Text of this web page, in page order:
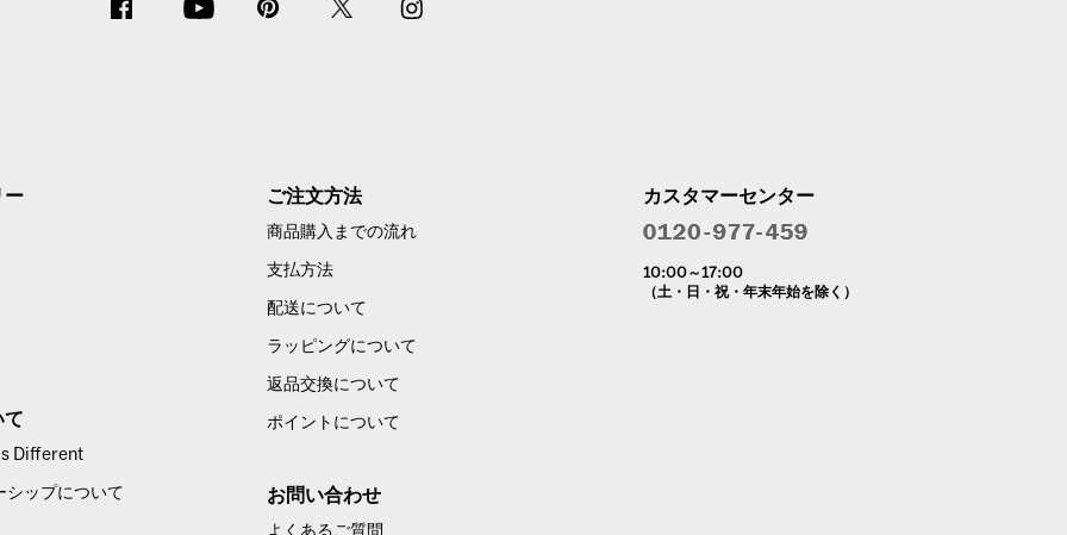
ー
て
Different
シップについて
ご注文方法
商品購入までの流れ
支払方法
配送について
ラッピングについて
返品交換について
ポイントについて
お問い合わせ
よくあるご質問
カスタマーセンター
10:00～17:00
（土・日・祝・年末年始を除く）